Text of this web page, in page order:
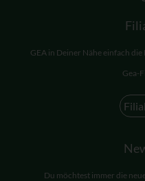
GEA in Deiner Nähe einfach
Gea-
Du möchtest immer die